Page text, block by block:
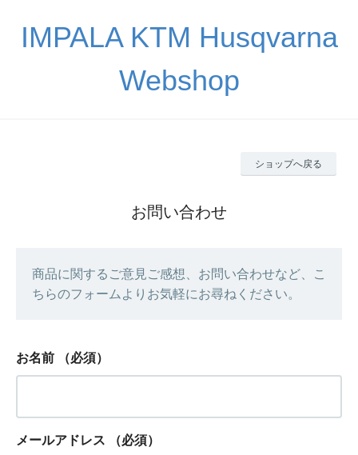
IMPALA KTM Husqvarna
Webshop
ショップへ戻る
お問い合わせ
商品に関するご意見ご感想、お問い合わせなど、こ
ちらのフォームよりお気軽にお尋ねください。
お名前 （必須）
メールアドレス （必須）